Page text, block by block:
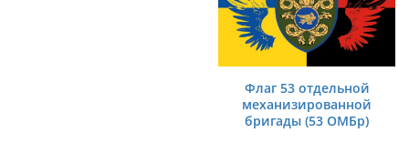
Флаг 53 отдельной
механизированной
бригады (53 ОМБр)